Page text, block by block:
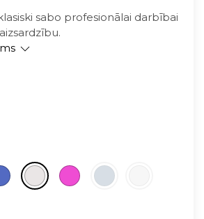
sabo profesionālai darbībai